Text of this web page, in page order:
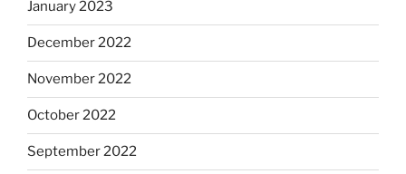
January 2023
December 2022
November 2022
October 2022
September 2022